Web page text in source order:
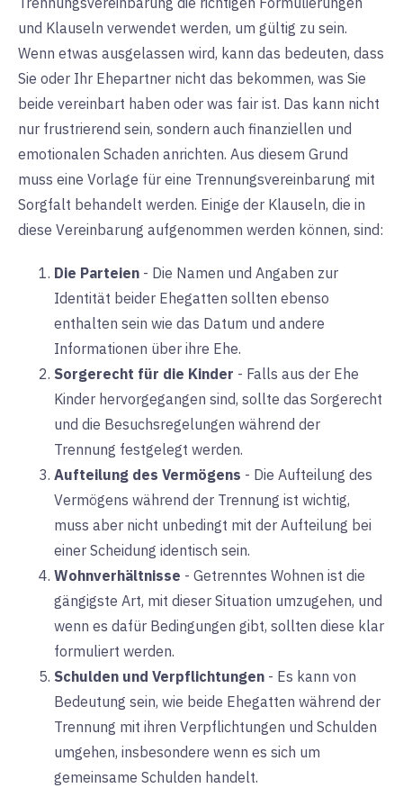
und Klauseln verwendet werden, um gültig zu sein.
Wenn etwas ausgelassen wird, kann das bedeuten, dass
Sie oder Ihr Ehepartner nicht das bekommen, was Sie
beide vereinbart haben oder was fair ist. Das kann nicht
nur frustrierend sein, sondern auch finanziellen und
emotionalen Schaden anrichten. Aus diesem Grund
muss eine Vorlage für eine Trennungsvereinbarung mit
Sorgfalt behandelt werden. Einige der Klauseln, die in
diese Vereinbarung aufgenommen werden können, sind:
Die Parteien - Die Namen und Angaben zur
Identität beider Ehegatten sollten ebenso
enthalten sein wie das Datum und andere
Informationen über ihre Ehe.
Sorgerecht für die Kinder - Falls aus der Ehe
Kinder hervorgegangen sind, sollte das Sorgerecht
und die Besuchsregelungen während der
Trennung festgelegt werden.
Aufteilung des Vermögens - Die Aufteilung des
Vermögens während der Trennung ist wichtig,
muss aber nicht unbedingt mit der Aufteilung bei
einer Scheidung identisch sein.
Wohnverhältnisse - Getrenntes Wohnen ist die
gängigste Art, mit dieser Situation umzugehen, und
wenn es dafür Bedingungen gibt, sollten diese klar
formuliert werden.
Schulden und Verpflichtungen - Es kann von
Bedeutung sein, wie beide Ehegatten während der
Trennung mit ihren Verpflichtungen und Schulden
umgehen, insbesondere wenn es sich um
gemeinsame Schulden handelt.